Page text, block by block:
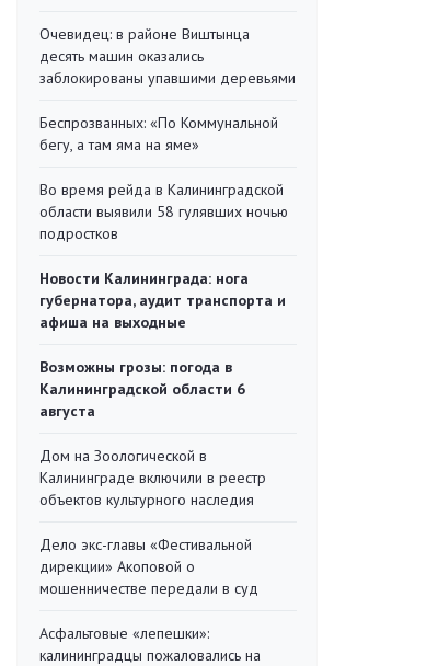
Очевидец: в районе Виштынца
десять машин оказались
заблокированы упавшими деревьями
Беспрозванных: «По Коммунальной
бегу, а там яма на яме»
Во время рейда в Калининградской
области выявили 58 гулявших ночью
подростков
Новости Калининграда: нога
губернатора, аудит транспорта и
афиша на выходные
Возможны грозы: погода в
Калининградской области 6
августа
Дом на Зоологической в
Калининграде включили в реестр
объектов культурного наследия
Дело экс-главы «Фестивальной
дирекции» Акоповой о
мошенничестве передали в суд
Асфальтовые «лепешки»:
калининградцы пожаловались на